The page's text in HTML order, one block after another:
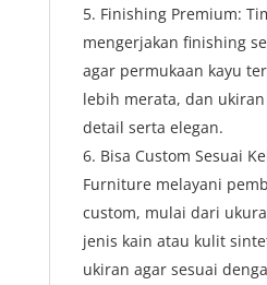
Finishing Premium:
mengerjakan finishing
agar permukaan kayu
lebih merata, dan
detail serta elegan.
Bisa Custom Sesuai
Furniture melayani
custom, mulai dari
jenis kain atau kulit
ukiran agar sesuai